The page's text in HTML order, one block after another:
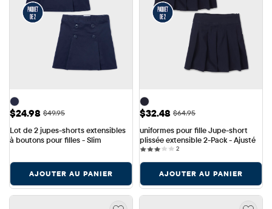
Prix ​​de vente: $24.98
$24.98 Prix ​​d'origine: $49.95
$49.95
Lot de 2 jupes-shorts extensibles
à boutons pour filles - Slim
AJOUTER AU PANIER
Prix ​​de vente: $32.48
$32.48 Prix ​​d'origine: $64.95
$64.95
uniformes pour fille Jupe-short
plissée extensible 2-Pack - Ajusté
22 reviews
AJOUTER AU PANIER